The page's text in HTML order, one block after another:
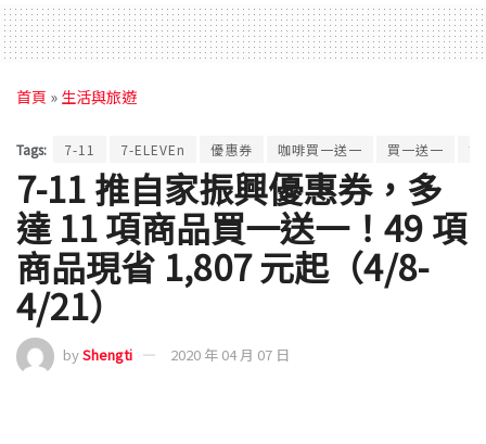
首頁 » 生活與旅遊
Tags: 7-11 7-ELEVEn 優惠券 咖啡買一送一 買一送一 飲
7-11 推自家振興優惠券，多
達 11 項商品買一送一！49 項
商品現省 1,807 元起（4/8-
4/21）
byShengti 2020 年 04 月 07 日